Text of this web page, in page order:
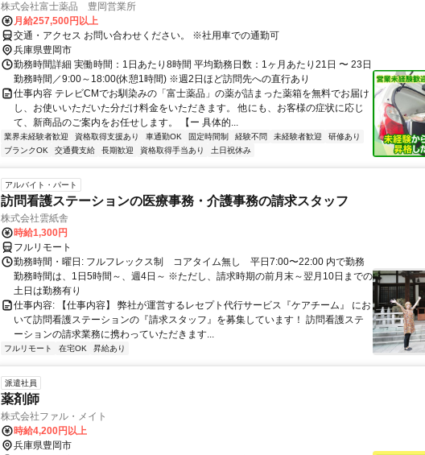
株式会社富士薬品 豊岡営業所
月給257,500円以上
交通・アクセス お問い合わせください。 ※社用車での通勤可
兵庫県豊岡市
勤務時間詳細 実働時間：1日あたり8時間 平均勤務日数：1ヶ月あたり21日 〜 23日
勤務時間／9:00～18:00(休憩1時間) ※週2日ほど訪問先への直行あり
仕事内容 テレビCMでお馴染みの「富士薬品」の薬が詰まった薬箱を無料でお届け
し、お使いいただいた分だけ料金をいただきます。 他にも、お客様の症状に応じ
て、新商品のご案内をお任せします。 【ー 具体的...
業界未経験者歓迎 資格取得支援あり 車通勤OK 固定時間制 経験不問 未経験者歓迎
研修あり
ブランクOK
交通費支給 長期歓迎 資格取得手当あり 土日祝休み
アルバイト・パート
訪問看護ステーションの医療事務・介護事務の請求スタッフ
株式会社雲紙舎
時給1,300円
フルリモート
勤務時間・曜日: フルフレックス制 コアタイム無し 平日7:00〜22:00 内で勤務
勤務時間は、1日5時間～、週4日～ ※ただし、請求時期の前月末～翌月10日までの
土日は勤務有り
仕事内容: 【仕事内容】 弊社が運営するレセプト代行サービス『ケアチーム』 にお
いて訪問看護ステーションの『請求スタッフ』を募集しています！ 訪問看護ステ
ーションの請求業務に携わっていただきます...
フルリモート 在宅OK 昇給あり
派遣社員
薬剤師
株式会社ファル・メイト
時給4,200円以上
兵庫県豊岡市